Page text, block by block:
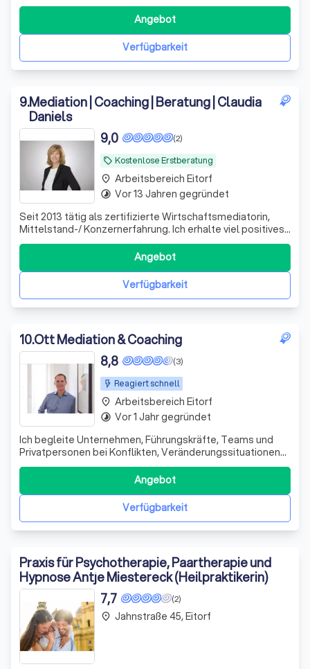
Wertekultur durch maßgeschneiderte Einzelcoachings für
Führungskräfte der ersten Berichtsebene. Unsere
Methoden sind darauf ausgerichtet, schnell und präzise
die Kernpunkte Ihrer unternehmerisch
Verfügbarkeit
Angebot
9.Mediation | Coaching | Beratung | Claudia
Daniels
local_offer Kostenlose Erstberatung
(2)
9,0
Seit 2013 tätig als zertifizierte Wirtschaftsmediatorin,
Mittelstand-/ Konzernerfahrung. Ich erhalte viel positives
Feedback für meine Empathie, Struktur, Vertraulichkeit &
Verfügbarkeit
Angebot
place Arbeitsbereich Eitorf
timelapse Vor 13 Jahren gegründet
10.Ott Mediation & Coaching
Reagiert schnell
(3)
8,8
Ich begleite Unternehmen, Führungskräfte, Teams und
Privatpersonen bei Konflikten, Veränderungssituationen
und persönlichen Klärungsprozessen. Beruflich
unterstütze ich bei Spannungen im Team,
Führungsfragen, Rollenunklarheiten und
Veränderungsprozessen. Privat begleite ich bei Konflikten
Verfügbarkeit
Angebot
place Arbeitsbereich Eitorf
timelapse Vor 1 Jahr gegründet
Praxis für Psychotherapie, Paartherapie und
Hypnose Antje Miestereck (Heilpraktikerin)
(2)
7,7
place Jahnstraße 45, Eitorf